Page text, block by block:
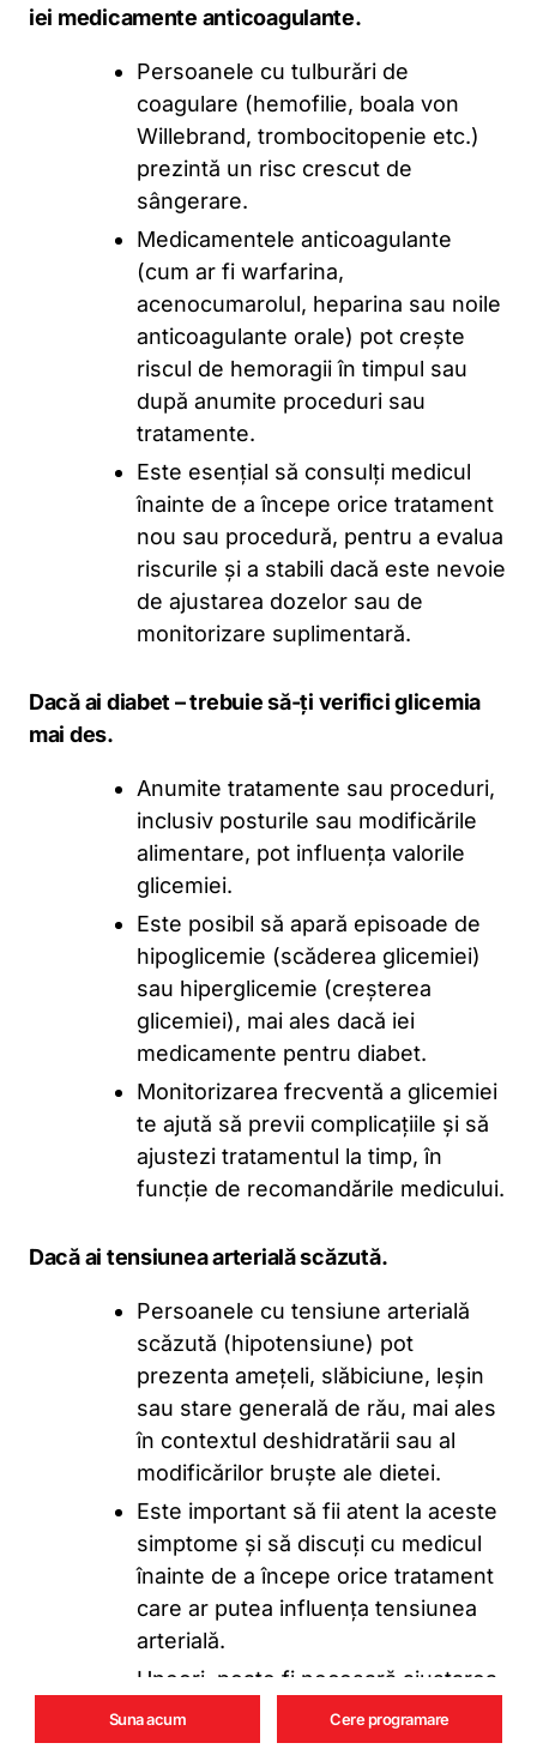
iei medicamente anticoagulante.
Persoanele cu tulburări de
coagulare (hemofilie, boala von
Willebrand, trombocitopenie etc.)
prezintă un risc crescut de
sângerare.
Medicamentele anticoagulante
(cum ar fi warfarina,
acenocumarolul, heparina sau noile
anticoagulante orale) pot crește
riscul de hemoragii în timpul sau
după anumite proceduri sau
tratamente.
Este esențial să consulți medicul
înainte de a începe orice tratament
nou sau procedură, pentru a evalua
riscurile și a stabili dacă este nevoie
de ajustarea dozelor sau de
monitorizare suplimentară.
Dacă ai diabet – trebuie să-ți verifici glicemia
mai des.
Anumite tratamente sau proceduri,
inclusiv posturile sau modificările
alimentare, pot influența valorile
glicemiei.
Este posibil să apară episoade de
hipoglicemie (scăderea glicemiei)
sau hiperglicemie (creșterea
glicemiei), mai ales dacă iei
medicamente pentru diabet.
Monitorizarea frecventă a glicemiei
te ajută să previi complicațiile și să
ajustezi tratamentul la timp, în
funcție de recomandările medicului.
Dacă ai tensiunea arterială scăzută.
Persoanele cu tensiune arterială
scăzută (hipotensiune) pot
prezenta amețeli, slăbiciune, leșin
sau stare generală de rău, mai ales
în contextul deshidratării sau al
modificărilor bruște ale dietei.
Este important să fii atent la aceste
simptome și să discuți cu medicul
înainte de a începe orice tratament
care ar putea influența tensiunea
arterială.
Uneori, poate fi necesară ajustarea
tratamentului sau monitorizarea
atentă a tensiunii arteriale.
Suna acum Cere programare